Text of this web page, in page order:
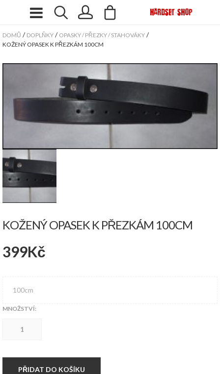
DOMŮ / DOPLŇKY / OPASKY / PŘEZKY / STAHOVÁKY /
KOŽENÝ OPASEK K PŘEZKÁM 100CM
KOŽENÝ OPASEK K PŘEZKÁM 100CM
399Kč
100cm
MNOŽSTVÍ:
opasek
100cm
množstvíPŘIDAT DO KOŠÍKU